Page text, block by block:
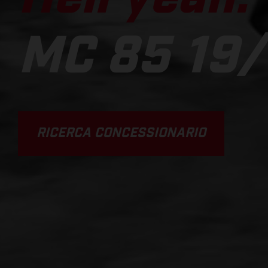
MC 85
RICERCA CONCESSIONARIO